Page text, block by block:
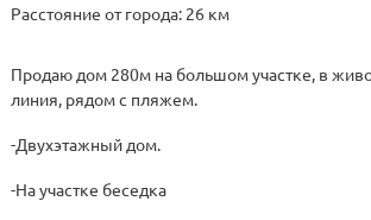
Расстояние от города: 26 км
Продаю дом 280м на большом участке, в
линия, рядом с пляжем.
-Двухэтажный дом.
-На участке беседка